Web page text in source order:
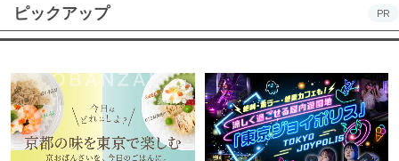
ピックアップ PR